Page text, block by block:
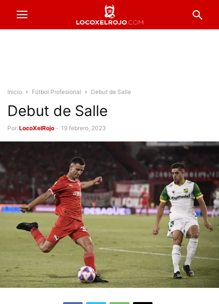
Inicio Fútbol Profesional Debut de Salle
Debut de Salle
Por LocoXelRojo - 19 febrero, 2023